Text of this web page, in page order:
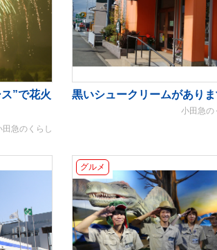
”で花火
田急のくらし
黒いシュークリームがあり
小田急の
グルメ